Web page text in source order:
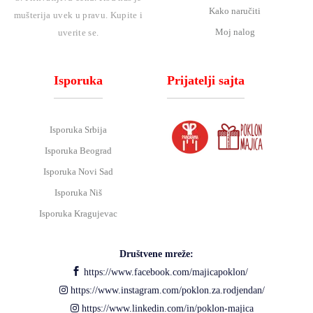
mušterija uvek u pravu. Kupite i
uverite se.
Kako naručiti
Moj nalog
Isporuka
Isporuka Srbija
Isporuka Beograd
Isporuka Novi Sad
Isporuka Niš
Isporuka Kragujevac
Prijatelji sajta
Društvene mreže:
https://www.facebook.com/majicapoklon/
https://www.instagram.com/poklon.za.rodjendan/
https://www.linkedin.com/in/poklon-majica